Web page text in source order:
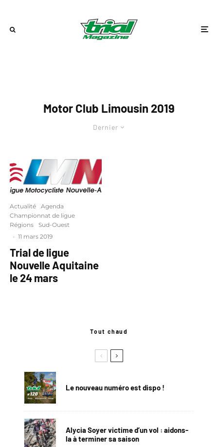
Motor Club Limousin 2019
Dernier
Actualité
Agenda
Championnat de ligue
Régions
Sud-Ouest
· 11 mars 2019
Trial de ligue
Nouvelle Aquitaine
le 24 mars
Tout chaud
Le nouveau numéro est dispo !
Alycia Soyer victime d’un vol : aidons-
la à terminer sa saison